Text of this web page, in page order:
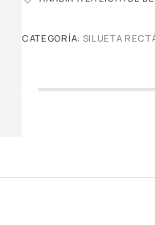
CATEGORÍA: SILUETA